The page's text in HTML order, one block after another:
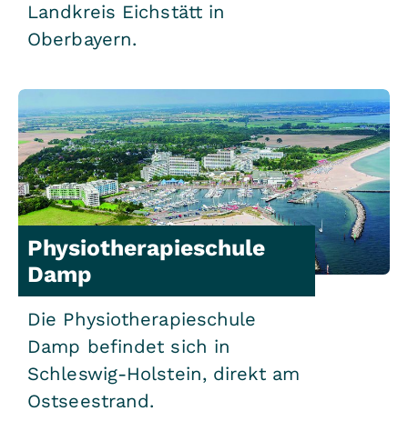
Landkreis Eichstätt in
Oberbayern.
Physiotherapieschule
Damp
Die Physiotherapieschule
Damp befindet sich in
Schleswig-Holstein, direkt am
Ostseestrand.